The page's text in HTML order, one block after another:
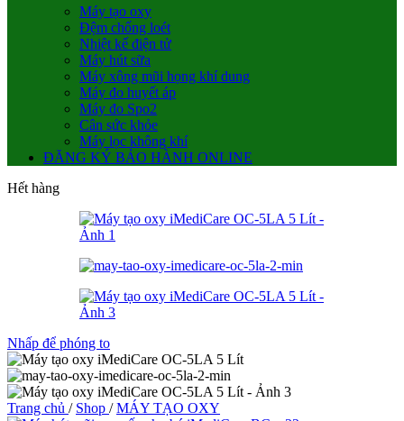
Máy tạo oxy
Đệm chống loét
Nhiệt kế điện tử
Máy hút sữa
Máy xông mũi họng khí dung
Máy đo huyết áp
Máy đo Spo2
Cân sức khỏe
Máy lọc không khí
ĐĂNG KÝ BẢO HÀNH ONLINE
Hết hàng
Nhấp để phóng to
Trang chủ / Shop / MÁY TẠO OXY